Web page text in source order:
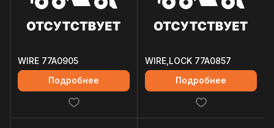
WIRE 77A0905
Подробнее
WIRE,LOCK 77A0857
Подробнее